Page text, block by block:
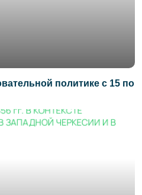
политике с 15 по